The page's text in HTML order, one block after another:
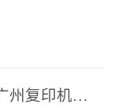
怎样选择好的广州复印机维修公司?